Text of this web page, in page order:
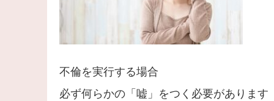
不倫を実行する場合
必ず何らかの「嘘」をつく必要があります